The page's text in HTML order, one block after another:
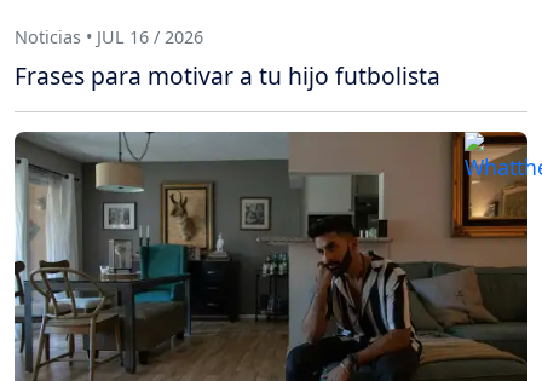
Noticias • JUL 16 / 2026
Frases para motivar a tu hijo futbolista